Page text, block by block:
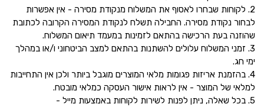
2. לקוחות שבחרו לאסוף את המשלוח מנקודת מסירה - אין אפשרות
לבחור נקודת מסירה. החבילה תשלח לנקודת המסירה הקרובה לכתובת
שהוזנה בעת הרכישה בהתאם לזמינות במעמד תיאום המשלוח.
3. זמני המשלוח עלולים להשתנות בהתאם למצב הביטחוני ו/או במהלך
ימי חג.
4. בהזמנת אריזות פגומות מלאי המוצרים מוגבל ביותר ולכן אין התחייבות
למלאי של המוצר - אין לראות אישור העסקה כמלאי מובטח.
5. בכל שאלה, ניתן לפנות לשירות לקוחות באמצעות מייל -